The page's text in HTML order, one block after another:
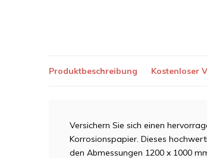
Produktbeschreibung Kostenloser
Versichern Sie sich einen
Korrosionspapier. Dieses
den Abmessungen 1200 x 1000